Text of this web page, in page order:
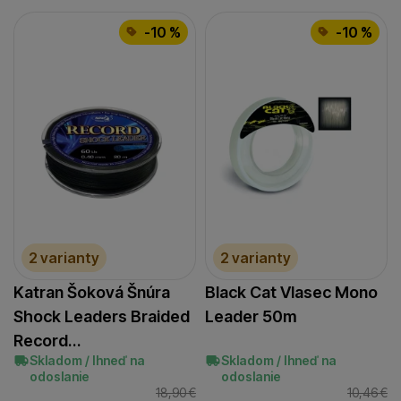
-10 %
2 varianty
Katran Šoková Šnúra
Shock Leaders Braided
Record…
Skladom / Ihneď na
odoslanie
18,90€
-10 %
2 varianty
Black Cat Vlasec Mono
Leader 50m
Skladom / Ihneď na
odoslanie
10,46€